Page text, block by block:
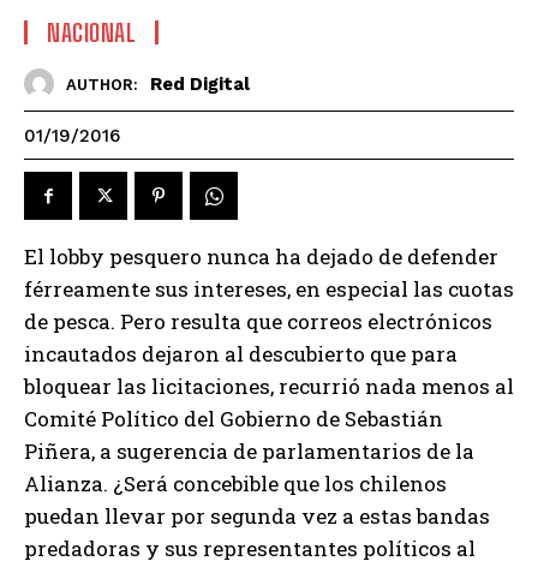
NACIONAL
AUTHOR: Red Digital
01/19/2016
El lobby pesquero nunca ha dejado de defender
férreamente sus intereses, en especial las cuotas
de pesca. Pero resulta que correos electrónicos
incautados dejaron al descubierto que para
bloquear las licitaciones, recurrió nada menos al
Comité Político del Gobierno de Sebastián
Piñera, a sugerencia de parlamentarios de la
Alianza. ¿Será concebible que los chilenos
puedan llevar por segunda vez a estas bandas
predadoras y sus representantes políticos al